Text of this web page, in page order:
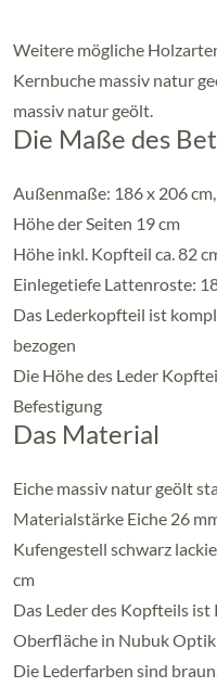
Weitere mögliche
Kernbuche massiv natur
massiv natur geölt.
Die Maße des
Außenmaße: 186 x 206 cm,
Höhe der Seiten 19 cm
Höhe inkl. Kopfteil ca. 82
Einlegetiefe Lattenroste:
Das Lederkopfteil ist
bezogen
Die Höhe des Leder
Befestigung
Das Material
Eiche massiv natur geölt
Materialstärke Eiche 26
Kufengestell schwarz
cm
Das Leder des Kopfteils
Oberfläche in Nubuk Optik
Die Lederfarben sind